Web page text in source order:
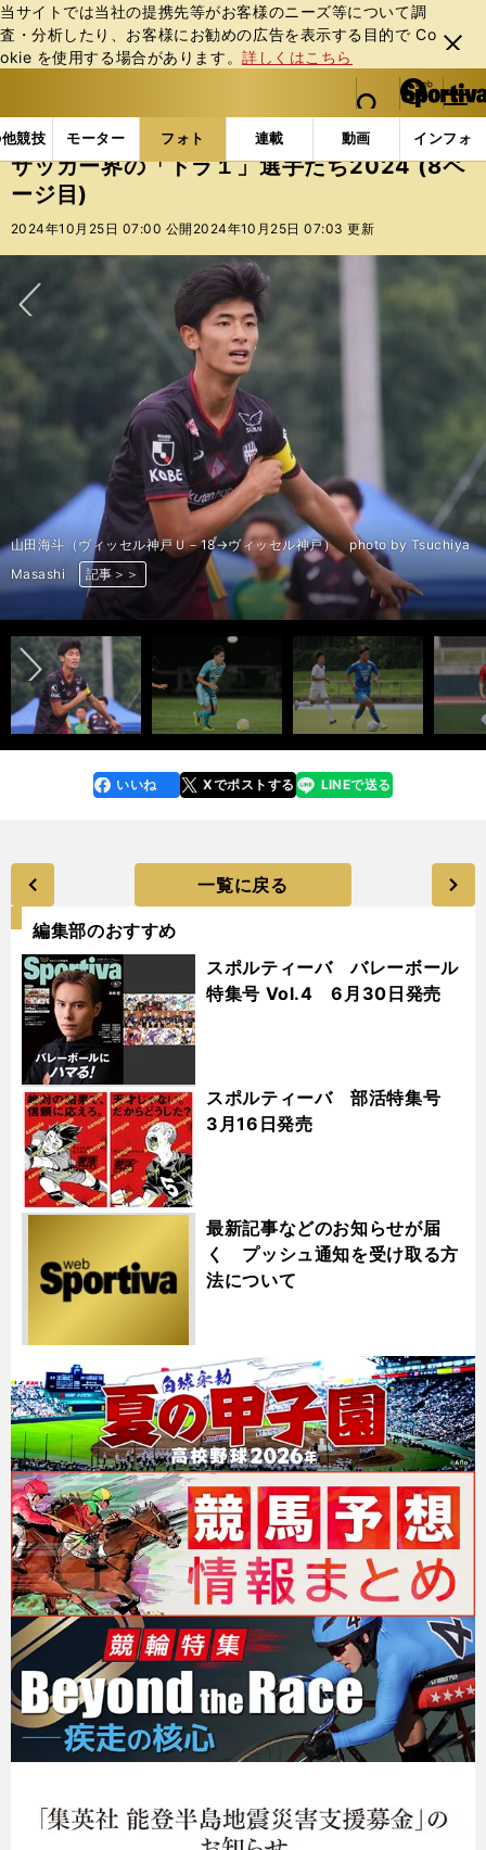
当サイトでは当社の提携先等がお客様のニーズ等について調
査・分析したり、お客様にお勧めの広告を表⽰する⽬的で Co
okie を使⽤する場合があります。詳しくはこちら
閉じ
る
web Sportiva (webスポルティーバ)
検索
マイペ
ー
ジ
メニュ
競技 モーター フォト 連載 動画 インフォ
b
ス
ポ
ル
バ
フォトギャラリー コラムフォト サッカー界の「ド
サッカー界の「ドラ１」選手たち2024 (8ペ
ージ目)
2024年10月25日 07:00 公開 2024年10月25日 07:03 更新
次へ
記事＞＞ 記事＞＞
記事＞＞
記事＞＞
記事＞＞ 記事＞＞
記事＞＞
山田海斗（ヴィッセル神戸Ｕ－18→ヴィッセル神戸） photo by Tsuchiya
Masashi
記事＞＞
記事＞＞
記事＞＞ 記事＞＞
記事＞＞ 記事＞＞
記事＞＞ 記事＞＞ 記事＞＞
記事＞＞
前へ
faceboo
k
いいね Xでポストする
line LINEで送る
一覧に戻る
編集部のおすすめ
スポルティーバ バレーボール
特集号 Vol.4 6月30日発売
スポルティーバ 部活特集号
3月16日発売
最新記事などのお知らせが届
く プッシュ通知を受け取る方
法について